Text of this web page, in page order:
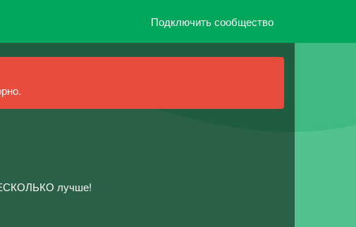
Подключить сообщество
лучше!